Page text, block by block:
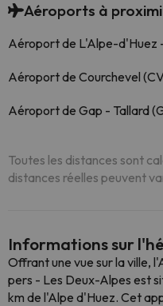
Aéroports à
Aéroport de L'Alpe-d'Huez
Aéroport de Courchevel
Aéroport de Gap - Tallard
Toutes les distances sont
distances réelles peuvent
Informations sur
Offrant une vue sur la ville,
pers - Les Deux-Alpes est
km de l'Alpe d'Huez. Cet